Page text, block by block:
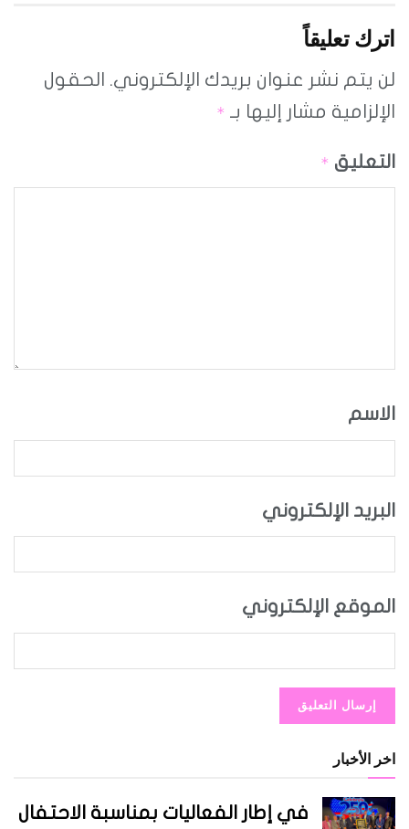
اترك تعليقاً
لن يتم نشر عنوان بريدك الإلكتروني. الحقول
الإلزامية مشار إليها بـ *
التعليق *
الاسم
البريد الإلكتروني
الموقع الإلكتروني
اخر الأخبار
في إطار الفعاليات بمناسبة الاحتفال